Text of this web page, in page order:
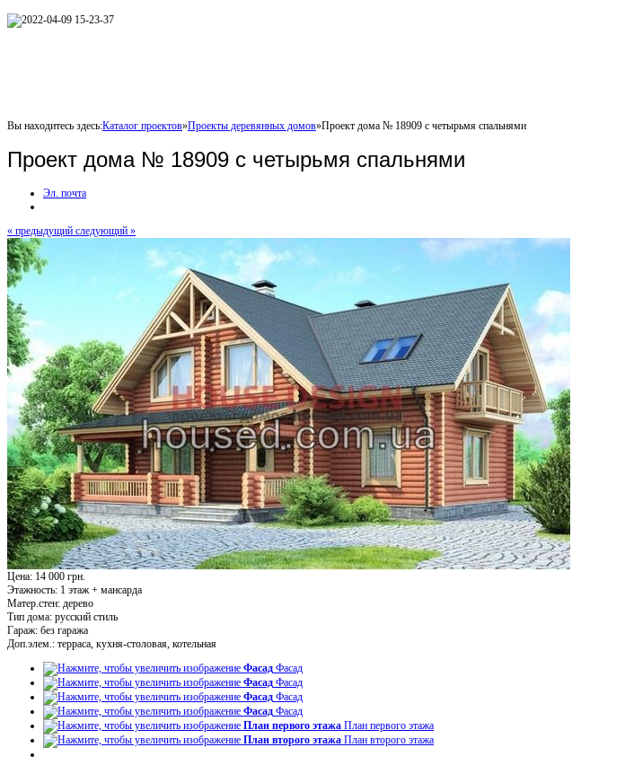
Вы находитесь здесь:Каталог проектов»Проекты деревянных домов»Проект дома № 18909 с четырьмя спальнями
Проект дома № 18909 с четырьмя спальнями
Эл. почта
« предыдущий следующий »
Цена: 14 000 грн.
Этажность: 1 этаж + мансарда
Матер.стен: дерево
Тип дома: русский стиль
Гараж: без гаража
Доп.элем.: терраса, кухня-столовая, котельная
Фасад Фасад
Фасад Фасад
Фасад Фасад
Фасад Фасад
План первого этажа План первого этажа
План второго этажа План второго этажа